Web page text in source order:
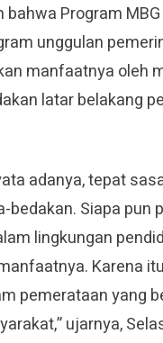
bahwa Program
unggulan
manfaatnya oleh
latar belakang
adanya, tepat
bedakan. Siapa pun
lingkungan
Karena
pemerataan yang
ujarnya,